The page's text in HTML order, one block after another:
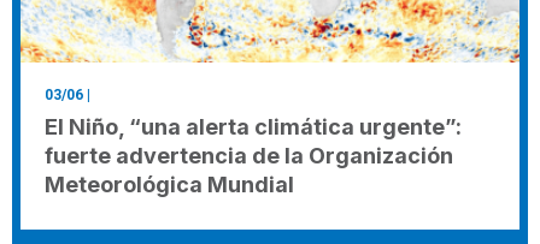
03/06 |
El Niño, “una alerta climática urgente”:
fuerte advertencia de la Organización
Meteorológica Mundial